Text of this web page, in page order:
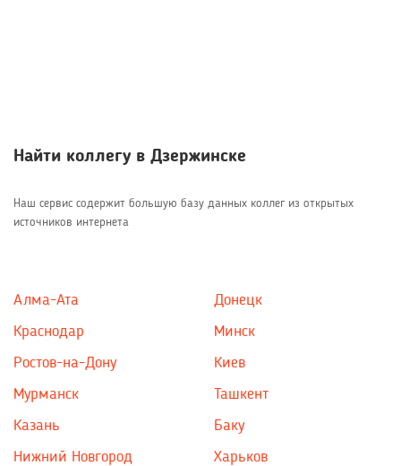
Найти коллегу в Дзержинске
Наш сервис содержит большую базу данных коллег из открытых
источников интернета
Алма-Ата
Краснодар
Ростов-на-Дону
Мурманск
Казань
Нижний Новгород
Донецк
Минск
Киев
Ташкент
Баку
Харьков